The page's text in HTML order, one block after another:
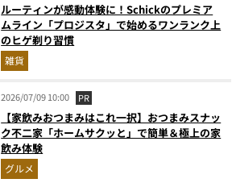
ルーティンが感動体験に！Schickのプレミア
ムライン「プロジスタ」で始めるワンランク上
のヒゲ剃り習慣
雑貨
2026/07/09 10:00 PR
【家飲みおつまみはこれ一択】おつまみスナッ
ク不二家「ホームサクッと」で簡単＆極上の家
飲み体験
グルメ